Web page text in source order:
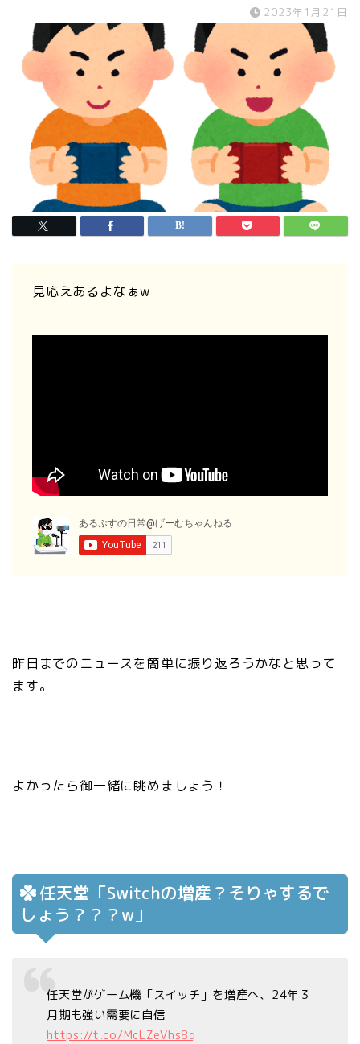
2023年1月21日
見応えあるよなぁw
昨日までのニュースを簡単に振り返ろうかなと思って
ます。
よかったら御一緒に眺めましょう！
任天堂「Switchの増産？そりゃするで
しょう？？？w」
任天堂がゲーム機「スイッチ」を増産へ、24年３
月期も強い需要に自信
https://t.co/McLZeVhs8q